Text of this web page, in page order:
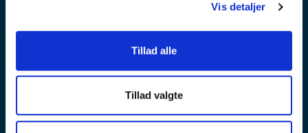
Vis detaljer
Tillad alle
Tillad valgte